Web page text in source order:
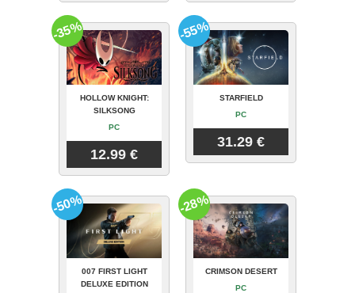
HOLLOW KNIGHT:
SILKSONG
PC
12.99 €
-35%
STARFIELD
PC
31.29 €
-55%
007 FIRST LIGHT
DELUXE EDITION
-50%
CRIMSON DESERT
PC
-28%